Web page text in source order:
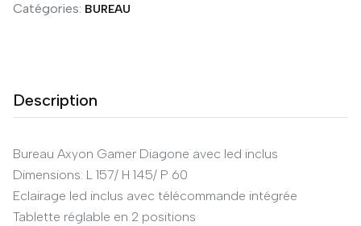
Catégories: BUREAU
Description
Bureau Axyon Gamer Diagone avec led inclus
Dimensions: L 157/ H 145/ P 60
Eclairage led inclus avec télécommande intégrée
Tablette réglable en 2 positions